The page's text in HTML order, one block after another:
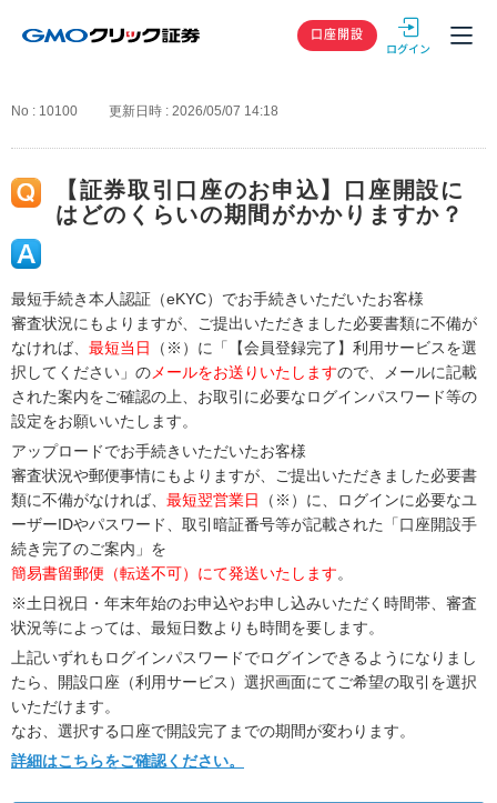
GMOクリック
口座開設
No : 10100 更新日時 : 2026/05/07 14:18
【証券取引口座のお申込】口座開設に
はどのくらいの期間がかかりますか？
最短手続き本人認証（eKYC）でお手続きいただいたお客様
審査状況にもよりますが、ご提出いただきました必要書類に不備が
なければ、 最短当日
（※）に「【会員登録完了】利用サービスを選
択してください」の メールをお送りいたしますので、メールに記載
された案内をご確認の上、お取引に必要なログインパスワード等の
設定をお願いいたします。
アップロードでお手続きいただいたお客様
審査状況や郵便事情にもよりますが、ご提出いただきました必要書
類に不備がなければ、 最短翌営業日
（※）に、ログインに必要なユ
ーザーIDやパスワード、取引暗証番号等が記載された「口座開設手
続き完了のご案内」を
簡易書留郵便（転送不可）にて発送いたします。
※土日祝日・年末年始のお申込やお申し込みいただく時間帯、審査
状況等によっては、最短日数よりも時間を要します。
上記いずれもログインパスワードでログインできるようになりまし
たら、開設口座（利用サービス）選択画面にてご希望の取引を選択
いただけます。
なお、選択する口座で開設完了までの期間が変わります。
詳細はこちらをご確認ください。